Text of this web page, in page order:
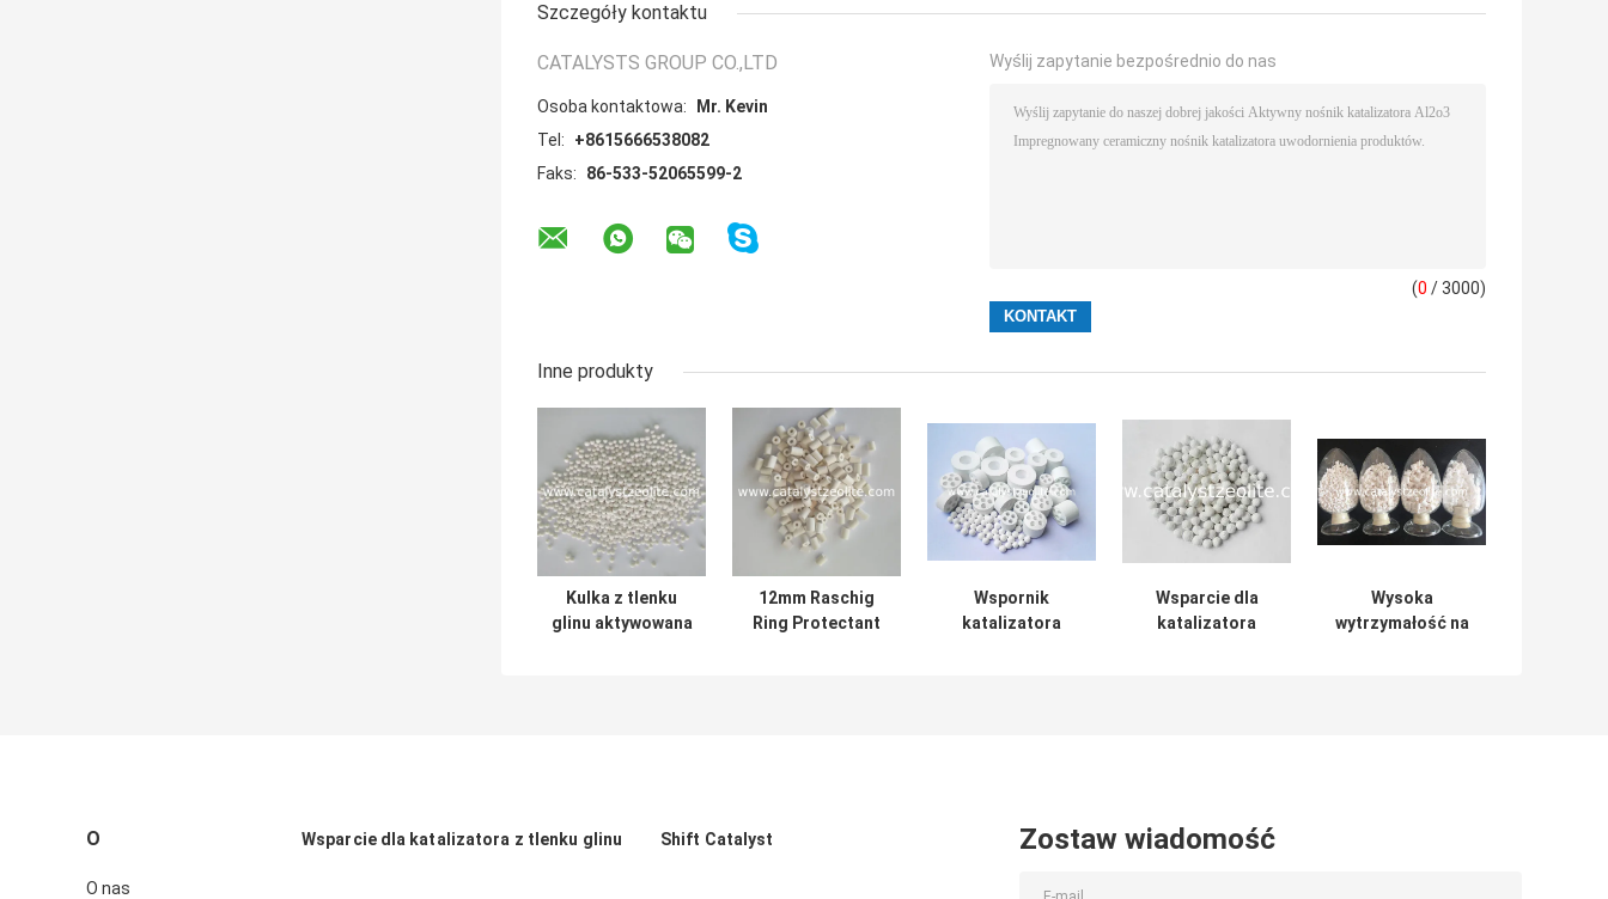
Szczegóły kontaktu
CATALYSTS GROUP CO.,LTD
Osoba kontaktowa:
Mr. Kevin
Tel:
+8615666538082
Faks:
86-533-52065599-2
Wyślij zapytanie bezpośrednio do nas
(0 / 3000)
Inne produkty
Kulka z tlenku
glinu aktywowana
12mm Raschig
Ring Protectant
Wspornik
katalizatora
Wsparcie dla
katalizatora
Wysoka
wytrzymałość na
O
O nas
Wsparcie dla katalizatora z tlenku glinu Shift Catalyst Zostaw wiadomość